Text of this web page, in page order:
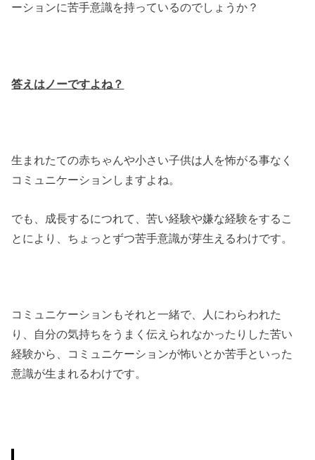
ーションに苦手意識を持っているのでしょうか？
答えはノーですよね？
生まれたての赤ちゃんや小さい子供は人を怖がる事なく
コミュニケーションしますよね。
でも、成長するにつれて、苦い経験や嫌な経験をするこ
とにより、ちょっとずつ苦手意識が芽生えるわけです。
コミュニケーションもそれと一緒で、人にわらわれた
り、自分の気持ちをうまく伝えられなかったりした苦い
経験から、コミュニケーションが怖いとか苦手といった
意識が生まれるわけです。